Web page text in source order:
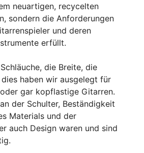
neuartigen, recycelten
sondern die Anforderungen
und deren
erfüllt.
die Breite, die
dies haben wir ausgelegt für
gar kopflastige Gitarren.
der Schulter, Beständigkeit
Materials und der
auch Design waren und sind